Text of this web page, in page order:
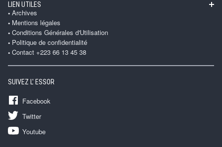
LIEN UTILES
Archives
Mentions légales
Conditions Générales d'Utilisation
Politique de confidentialité
Contact +223 66 13 45 38
SUIVEZ L' ESSOR
Facebook
Twitter
Youtube